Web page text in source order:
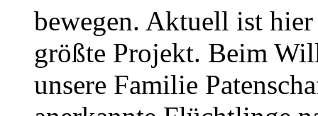
bewegen. Aktuell ist
größte Projekt. Beim
unsere Familie